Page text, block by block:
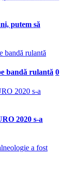
putem să
bandă rulantă 0
2020 s-a